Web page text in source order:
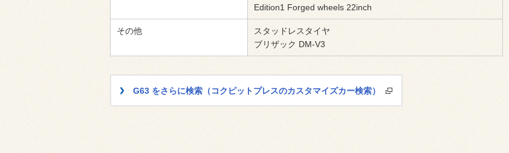
Edition1 Forged wheels 22inch
その他
スタッドレスタイヤ
ブリザック DM-V3
G63 をさらに検索（コクピットプレスのカスタマイズカー検索）